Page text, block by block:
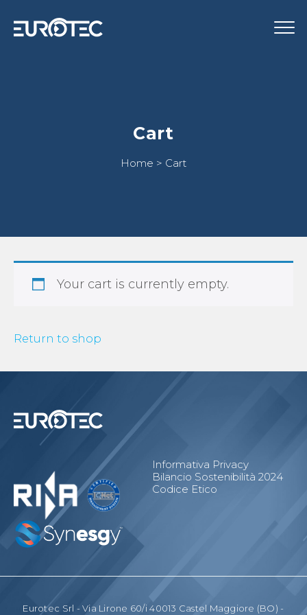
Cart
Home > Cart
Your cart is currently empty.
Return to shop
Informativa Privacy
Bilancio Sostenibilità 2024
Codice Etico
Eurotec Srl - Via Lirone 60/i 40013 Castel Maggiore (BO) -